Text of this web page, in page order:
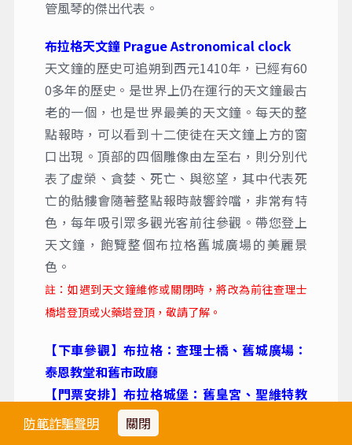
防範詐騙聲明 關閉
管風琴的傑出代表。
布拉格天文鐘 Prague Astronomical clock
天文鐘的歷史可追朔到西元1410年，已經有60
0多年的歷史。是世界上仍在運行的天文鐘最古
老的一個，也是世界最美的天文鐘。每天的整
點報時，可以看到十二使徒在天文鐘上方的窗
口出現。頂部的四個雕像由左至右，則分別代
表了虛榮、貪婪、死亡、與慾望，其中代表死
亡的骷髏會隨著整點報時敲響鈴噹，非常有特
色，每年吸引眾多觀光客前往參觀。帶您登上
天文鐘，飽覽整個布拉格舊城廣場的美麗景
色。
註：如遇到天文鐘維修或關閉時，將改為前往查理士
橋塔登頂或火藥塔登頂，敬請了解。
【下車參觀】布拉格：查理士橋、舊城廣場：
泰恩教堂和舊市政廳
【門票安排】布拉格城堡：舊皇宮、聖維特教
堂、黃金小巷、天文鐘登頂
【門票安排】伏爾塔瓦河遊船自助餐